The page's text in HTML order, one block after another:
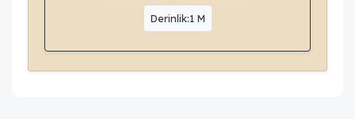
Derinlik:1 M